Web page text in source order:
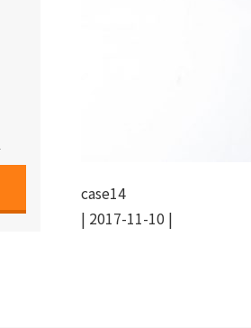
case14
| 2017-11-10 |